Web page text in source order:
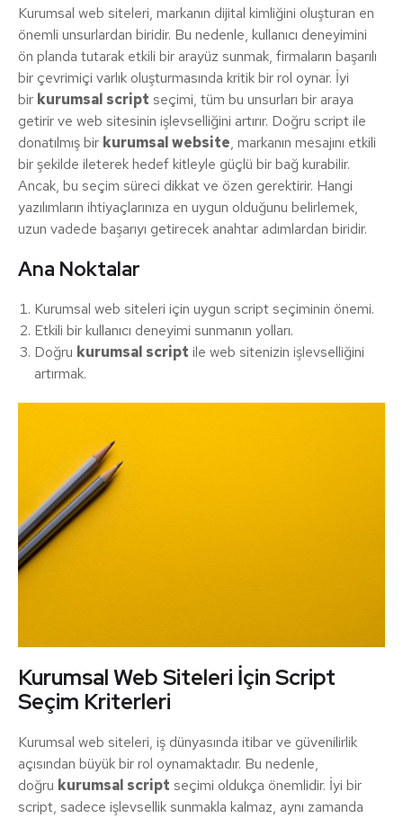
Kurumsal web siteleri, markanın dijital kimliğini oluşturan en
önemli unsurlardan biridir. Bu nedenle, kullanıcı deneyimini
ön planda tutarak etkili bir arayüz sunmak, firmaların başarılı
bir çevrimiçi varlık oluşturmasında kritik bir rol oynar. İyi
bir kurumsal script seçimi, tüm bu unsurları bir araya
getirir ve web sitesinin işlevselliğini artırır. Doğru script ile
donatılmış bir kurumsal website, markanın mesajını etkili
bir şekilde ileterek hedef kitleyle güçlü bir bağ kurabilir.
Ancak, bu seçim süreci dikkat ve özen gerektirir. Hangi
yazılımların ihtiyaçlarınıza en uygun olduğunu belirlemek,
uzun vadede başarıyı getirecek anahtar adımlardan biridir.
Ana Noktalar
Kurumsal web siteleri için uygun script seçiminin önemi.
Etkili bir kullanıcı deneyimi sunmanın yolları.
Doğru kurumsal script ile web sitenizin işlevselliğini
artırmak.
Kurumsal Web Siteleri İçin Script
Seçim Kriterleri
Kurumsal web siteleri, iş dünyasında itibar ve güvenilirlik
açısından büyük bir rol oynamaktadır. Bu nedenle,
doğru kurumsal script seçimi oldukça önemlidir. İyi bir
script, sadece işlevsellik sunmakla kalmaz, aynı zamanda